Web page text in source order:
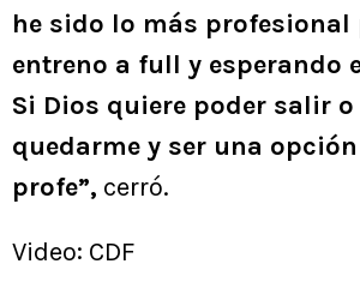
he sido lo más profesional
entreno a full y esperando
Si Dios quiere poder salir
quedarme y ser una
profe”, cerró.
Video: CDF